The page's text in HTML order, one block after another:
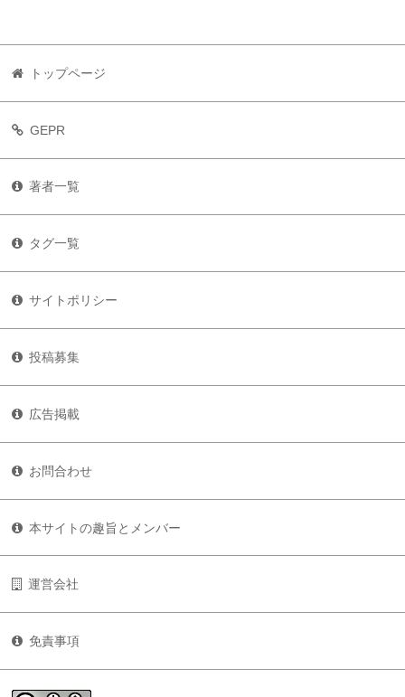
トップページ
GEPR
著者一覧
タグ一覧
サイトポリシー
投稿募集
広告掲載
お問合わせ
本サイトの趣旨とメンバー
運営会社
免責事項